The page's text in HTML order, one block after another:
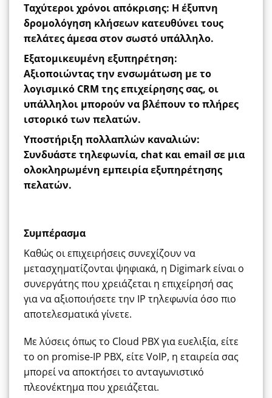
Ταχύτεροι χρόνοι απόκρισης: Η έξυπνη
δρομολόγηση κλήσεων κατευθύνει τους
πελάτες άμεσα στον σωστό υπάλληλο.
Εξατομικευμένη εξυπηρέτηση:
Αξιοποιώντας την ενσωμάτωση με το
λογισμικό CRM της επιχείρησης σας, οι
υπάλληλοι μπορούν να βλέπουν το πλήρες
ιστορικό των πελατών.
Υποστήριξη πολλαπλών καναλιών:
Συνδυάστε τηλεφωνία, chat και email σε μια
ολοκληρωμένη εμπειρία εξυπηρέτησης
πελατών.
Συμπέρασμα
Καθώς οι επιχειρήσεις συνεχίζουν να
μετασχηματίζονται ψηφιακά, η Digimark είναι ο
συνεργάτης που χρειάζεται η επιχείρησή σας
για να αξιοποιήσετε την IP τηλεφωνία όσο πιο
αποτελεσματικά γίνετε.
Με λύσεις όπως το Cloud PBX για ευελιξία, είτε
το on promise-IP PBX, είτε VoIP, η εταιρεία σας
μπορεί να αποκτήσει το ανταγωνιστικό
πλεονέκτημα που χρειάζεται.